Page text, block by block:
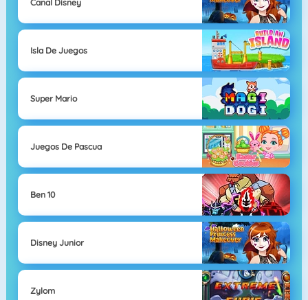
Canal Disney
Isla De Juegos
Super Mario
Juegos De Pascua
Ben 10
Disney Junior
Zylom